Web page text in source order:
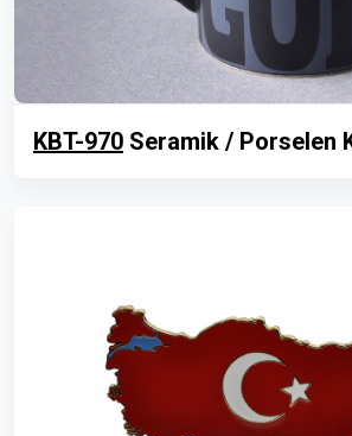
KBT-970 Seramik / Porselen